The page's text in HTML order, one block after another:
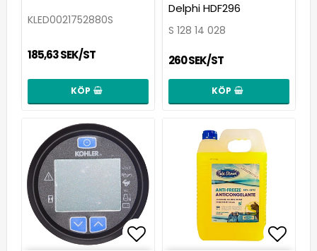
KLED0021752880S
185,63 SEK/ST
KÖP
Delphi HDF296
S 128 14 028
260 SEK/ST
KÖP